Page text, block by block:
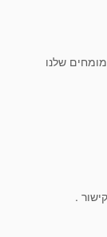
שלנו
.